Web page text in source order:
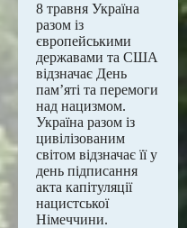
8 травня Україна
разом із
європейськими
державами та США
відзначає День
пам’яті та перемоги
над нацизмом.
Україна разом із
цивілізованим
світом відзначає її у
день підписання
акта капітуляції
нацистської
Німеччини.